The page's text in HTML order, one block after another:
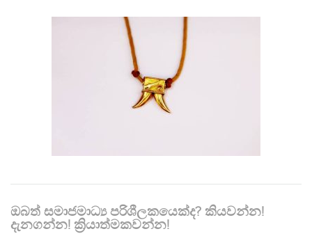
ඔබත් සමාජමාධ්‍ය පරිශීලකයෙක්ද? කියවන්න!
දැනගන්න! ක්‍රියාත්මකවන්න!